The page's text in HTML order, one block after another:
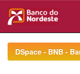
navigationDSpace - BNB -